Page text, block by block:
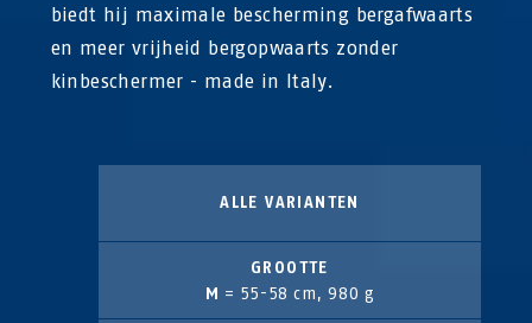
biedt hij maximale bescherming bergafwaarts
en meer vrijheid bergopwaarts zonder
kinbeschermer - made in Italy.
ALLE VARIANTEN
GROOTTE
M = 55-58 cm, 980 g